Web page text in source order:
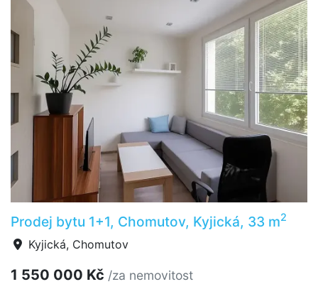
Prodej bytu 1+1, Chomutov, Kyjická, 33 m2
Kyjická, Chomutov
1 550 000 Kč /za nemovitost